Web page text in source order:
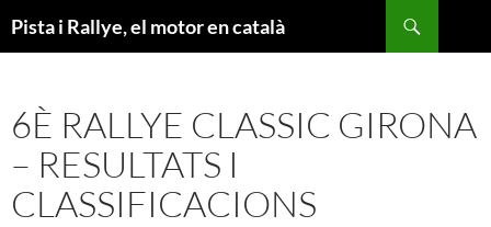
Pista i Rallye, el motor en català
6È RALLYE CLASSIC GIRONA
– RESULTATS I
CLASSIFICACIONS